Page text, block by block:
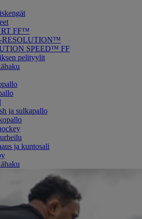
FF™
RESOLUTION™
SPEED™ FF
pelityylit
ja sulkapallo
ja kuntosali